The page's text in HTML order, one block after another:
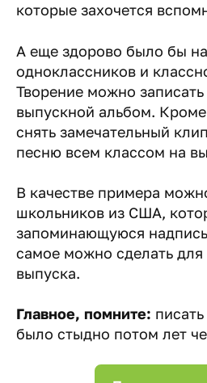
которые захочется
А еще здорово было бы
одноклассников и
Творение можно
выпускной альбом.
снять замечательный
песню всем классом на
В качестве примера
школьников из США,
запоминающуюся
самое можно сделать для
выпуска.
Главное, помните:
было стыдно потом лет